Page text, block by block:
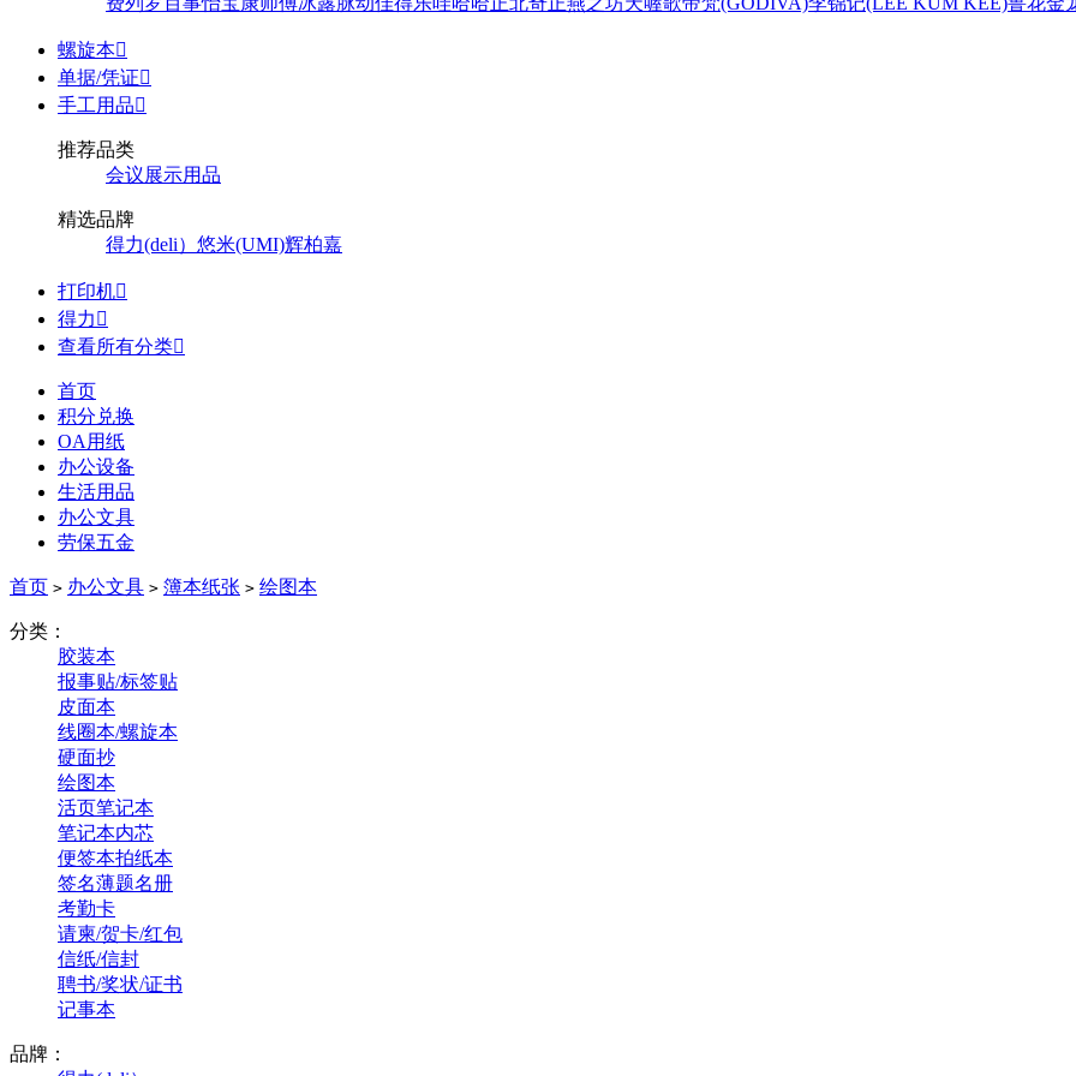
螺旋本
单据/凭证
手工用品
推荐品类
会议展示用品
精选品牌
得力(deli） 悠米(UMI)辉柏嘉
打印机
得力 
查看所有分类
首页
积分兑换
OA用纸
办公设备
生活用品
办公文具
劳保五金
首页 > 办公文具 > 簿本纸张 > 绘图本
分类：
胶装本
报事贴/标签贴
皮面本
线圈本/螺旋本
硬面抄
绘图本
活页笔记本
笔记本内芯
便签本拍纸本
签名薄题名册
考勤卡
请柬/贺卡/红包
信纸/信封
聘书/奖状/证书
记事本
品牌：